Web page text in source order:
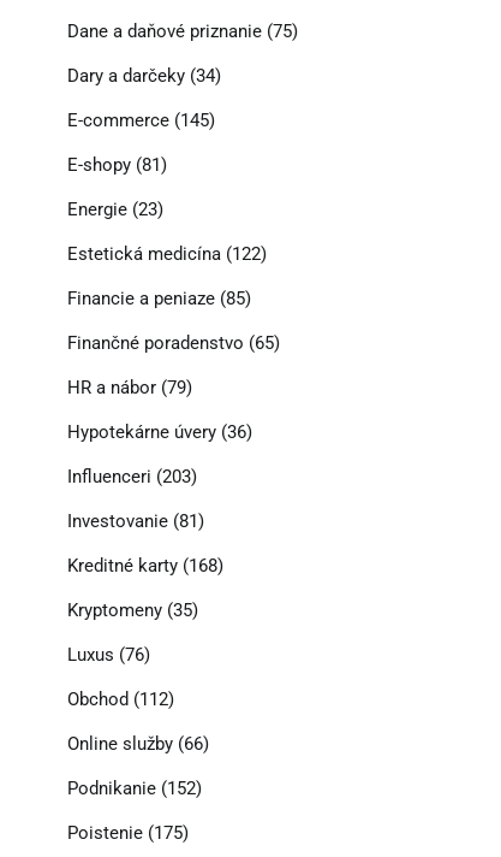
Dane a daňové priznanie(75)
Dary a darčeky(34)
E-commerce(145)
E-shopy(81)
Energie(23)
Estetická medicína(122)
Financie a peniaze(85)
Finančné poradenstvo (65)
HR a nábor(79)
Hypotekárne úvery(36)
Influenceri (203)
Investovanie(81)
Kreditné karty(168)
Kryptomeny(35)
Luxus (76)
Obchod (112)
Online služby(66)
Podnikanie(152)
Poistenie(175)